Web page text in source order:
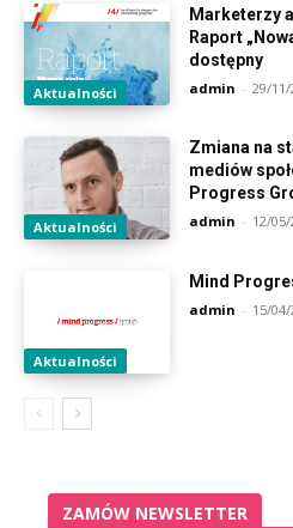
Aktualności
Marketerzy
Raport
dostępny
admin - 29/11/
Aktualności
Zmiana na
mediów
Progress
admin - 12/
Aktualności
Mind
admin - 15/
ZAMÓW NEWSLETTER